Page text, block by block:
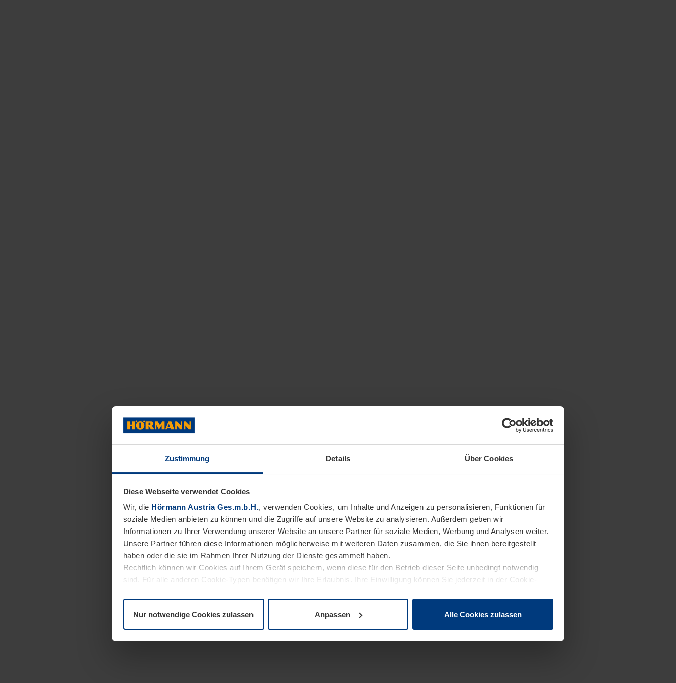
Zustimmung Details Über Cookies
Diese Webseite verwendet Cookies
Wir, die Hörmann Austria Ges.m.b.H., verwenden Cookies, um Inhalte und Anzeigen zu personalisieren, Funktionen für
soziale Medien anbieten zu können und die Zugriffe auf unsere Website zu analysieren. Außerdem geben wir
Informationen zu Ihrer Verwendung unserer Website an unsere Partner für soziale Medien, Werbung und Analysen weiter.
Unsere Partner führen diese Informationen möglicherweise mit weiteren Daten zusammen, die Sie ihnen bereitgestellt
haben oder die sie im Rahmen Ihrer Nutzung der Dienste gesammelt haben.
Rechtlich können wir Cookies auf Ihrem Gerät speichern, wenn diese für den Betrieb dieser Seite unbedingt notwendig
sind. Für alle anderen Cookie-Typen benötigen wir Ihre Erlaubnis. Ihre Einwilligung können Sie jederzeit in der Cookie-
Erläuterung auf der SeiteDatenschutzerklärungunserer Website ändern oder widerrufen.
Nur notwendige Cookies zulassen Anpassen Alle Cookies zulassen